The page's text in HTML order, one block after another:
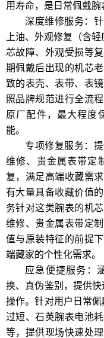
用寿命，是日常佩戴腕
深度维修服务：
上油、外观修复（含
芯故障、外观受损等
期佩戴后出现的机芯
致的表壳、表带、表
照品牌规范进行全流
原厂配件，最大程度
能。
专项修复服务：
维修、贵金属表带定
复，满足高端收藏需
有大量具备收藏价值
务针对这类腕表的机
维修、贵金属表带定
值与原装特征的前提
端藏家的个性化需求。
应急便捷服务：
换、真伪鉴别，提供
操作。针对用户日常
过短、石英腕表电池
等，提供现场快速处